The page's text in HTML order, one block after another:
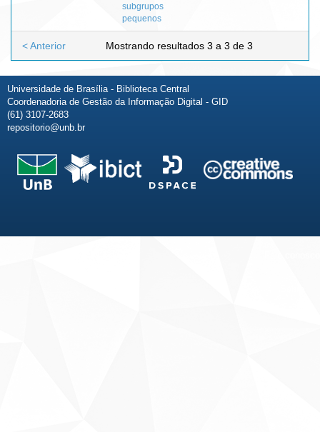
subgrupos
pequenos
Mostrando resultados 3 a 3 de 3
< Anterior
Universidade de Brasília - Biblioteca Central
Coordenadoria de Gestão da Informação Digital - GID
(61) 3107-2683
repositorio@unb.br